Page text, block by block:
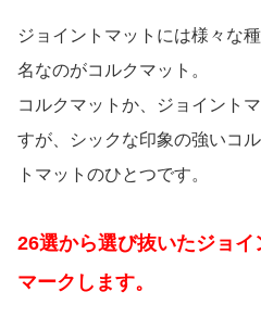
ジョイントマットには様々な
名なのがコルクマット。
コルクマットか、ジョイント
すが、シックな印象の強いコ
トマットのひとつです。
26選から選び抜いたジョ
マークします。